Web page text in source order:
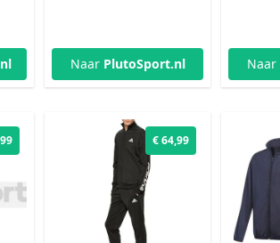
Naar PlutoSport.nl Naar
€ 64,99